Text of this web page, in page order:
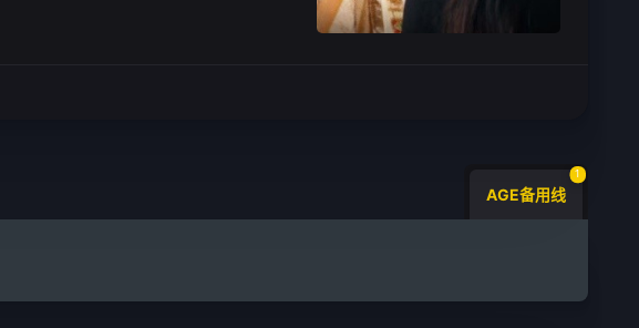
AGE备用线
1